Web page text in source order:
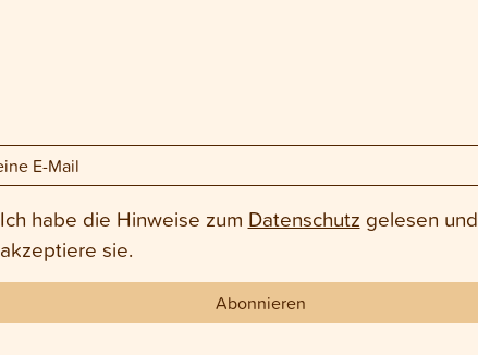
Ich habe die Hinweise zum Datenschutz gelesen und
akzeptiere sie.
Abonnieren